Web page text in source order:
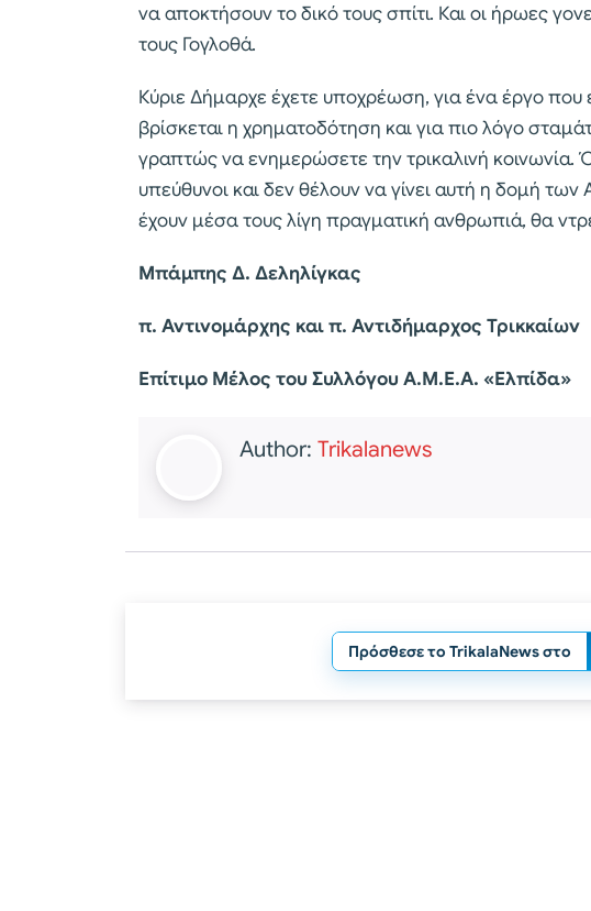
να αποκτήσουν το δικό τους σπίτι. Και οι ήρωες
τους Γογλοθά.
Κύριε Δήμαρχε έχετε υποχρέωση, για ένα έργο που
βρίσκεται η χρηματοδότηση και για πιο λόγο
γραπτώς να ενημερώσετε την τρικαλινή κοινωνία.
υπεύθυνοι και δεν θέλουν να γίνει αυτή η δομή
έχουν μέσα τους λίγη πραγματική ανθρωπιά, θα
Μπάμπης Δ. Δεληλίγκας
π. Αντινομάρχης και π. Αντιδήμαρχος Τρικκαίων
Επίτιμο Μέλος του Συλλόγου Α.Μ.Ε.Α. «Ελπίδα»
Author: Trikalanews
Πρόσθεσε το TrikalaNews στο